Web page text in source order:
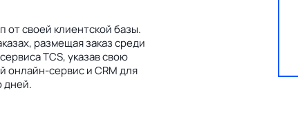
от своей клиентской базы.
размещая заказ среди
TCS, указав свою
онлайн-сервис и CRM для
дней.